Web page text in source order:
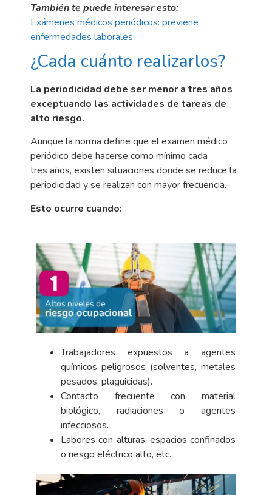
También te puede interesar esto:
Exámenes médicos periódicos: previene
enfermedades laborales
¿Cada cuánto realizarlos?
La periodicidad debe ser menor a tres años
exceptuando las actividades de tareas de
alto riesgo.
Aunque la norma define que el examen médico
periódico debe hacerse como mínimo cada
tres años, existen situaciones donde se reduce la
periodicidad y se realizan con mayor frecuencia.
Esto ocurre cuando:
Trabajadores expuestos a agentes
químicos peligrosos (solventes, metales
pesados, plaguicidas).
Contacto frecuente con material
biológico, radiaciones o agentes
infecciosos.
Labores con alturas, espacios confinados
o riesgo eléctrico alto, etc.